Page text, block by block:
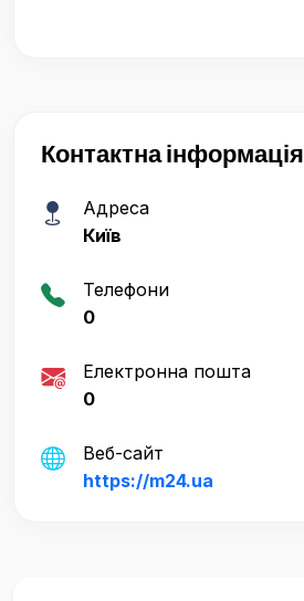
Контактна інформація
Адреса
Київ
Телефони
0
Електронна пошта
0
Веб-сайт
https://m24.ua